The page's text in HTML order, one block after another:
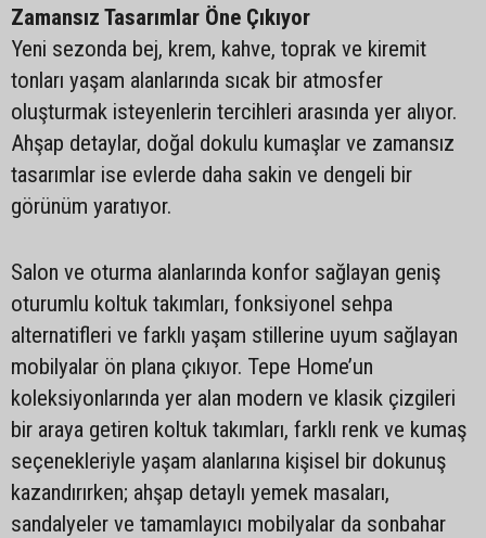
Zamansız Tasarımlar Öne Çıkıyor
Yeni sezonda bej, krem, kahve, toprak ve kiremit
tonları yaşam alanlarında sıcak bir atmosfer
oluşturmak isteyenlerin tercihleri arasında yer alıyor.
Ahşap detaylar, doğal dokulu kumaşlar ve zamansız
tasarımlar ise evlerde daha sakin ve dengeli bir
görünüm yaratıyor.
Salon ve oturma alanlarında konfor sağlayan geniş
oturumlu koltuk takımları, fonksiyonel sehpa
alternatifleri ve farklı yaşam stillerine uyum sağlayan
mobilyalar ön plana çıkıyor. Tepe Home’un
koleksiyonlarında yer alan modern ve klasik çizgileri
bir araya getiren koltuk takımları, farklı renk ve kumaş
seçenekleriyle yaşam alanlarına kişisel bir dokunuş
kazandırırken; ahşap detaylı yemek masaları,
sandalyeler ve tamamlayıcı mobilyalar da sonbahar